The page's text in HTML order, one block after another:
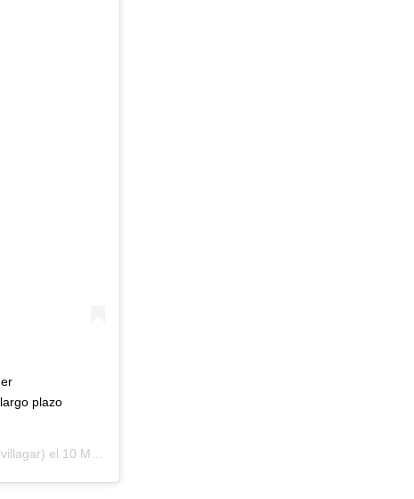
plazo
el 10 Mar, 2020 a las 6:35 PDT